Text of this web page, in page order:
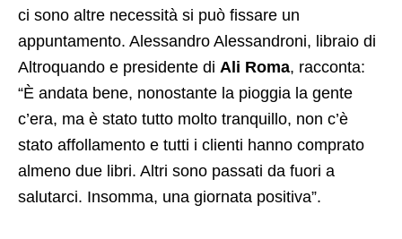
ci sono altre necessità si può fissare un
appuntamento. Alessandro Alessandroni, libraio di
Altroquando e presidente di Ali Roma, racconta:
“È andata bene, nonostante la pioggia la gente
c’era, ma è stato tutto molto tranquillo, non c’è
stato affollamento e tutti i clienti hanno comprato
almeno due libri. Altri sono passati da fuori a
salutarci. Insomma, una giornata positiva”.